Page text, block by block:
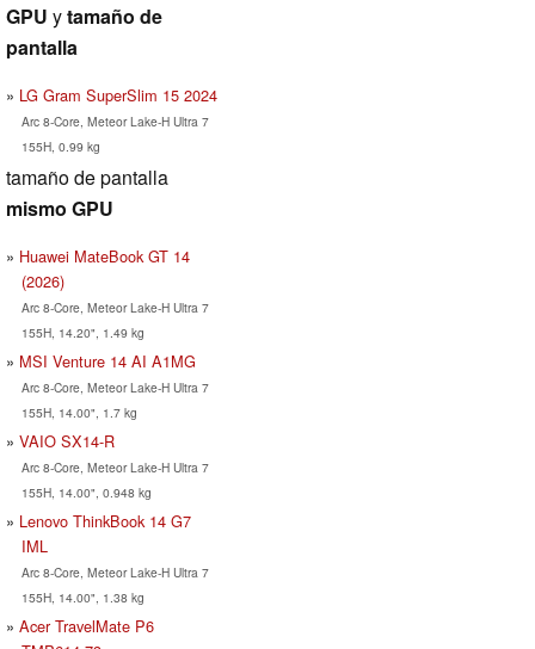
GPU ytamaño de
pantalla
LG Gram SuperSlim 15 2024
Arc 8-Core, Meteor Lake-H Ultra 7
155H, 0.99 kg
tamaño de pantalla
mismo GPU
Huawei MateBook GT 14
(2026)
Arc 8-Core, Meteor Lake-H Ultra 7
155H, 14.20", 1.49 kg
MSI Venture 14 AI A1MG
Arc 8-Core, Meteor Lake-H Ultra 7
155H, 14.00", 1.7 kg
VAIO SX14-R
Arc 8-Core, Meteor Lake-H Ultra 7
155H, 14.00", 0.948 kg
Lenovo ThinkBook 14 G7
IML
Arc 8-Core, Meteor Lake-H Ultra 7
155H, 14.00", 1.38 kg
Acer TravelMate P6